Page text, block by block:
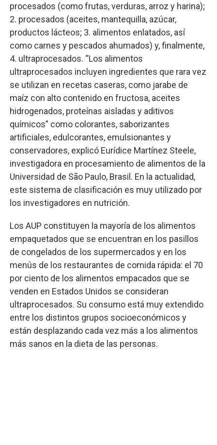
procesados (como frutas, verduras, arroz y harina);
2. procesados (aceites, mantequilla, azúcar,
productos lácteos; 3. alimentos enlatados, así
como carnes y pescados ahumados) y, finalmente,
4. ultraprocesados. “Los alimentos
ultraprocesados incluyen ingredientes que rara vez
se utilizan en recetas caseras, como jarabe de
maíz con alto contenido en fructosa, aceites
hidrogenados, proteínas aisladas y aditivos
químicos” como colorantes, saborizantes
artificiales, edulcorantes, emulsionantes y
conservadores, explicó Eurídice Martínez Steele,
investigadora en procesamiento de alimentos de la
Universidad de São Paulo, Brasil. En la actualidad,
este sistema de clasificación es muy utilizado por
los investigadores en nutrición.
Los AUP constituyen la mayoría de los alimentos
empaquetados que se encuentran en los pasillos
de congelados de los supermercados y en los
menús de los restaurantes de comida rápida: el 70
por ciento de los alimentos empacados que se
venden en Estados Unidos se consideran
ultraprocesados. Su consumo está muy extendido
entre los distintos grupos socioeconómicos y
están desplazando cada vez más a los alimentos
más sanos en la dieta de las personas.